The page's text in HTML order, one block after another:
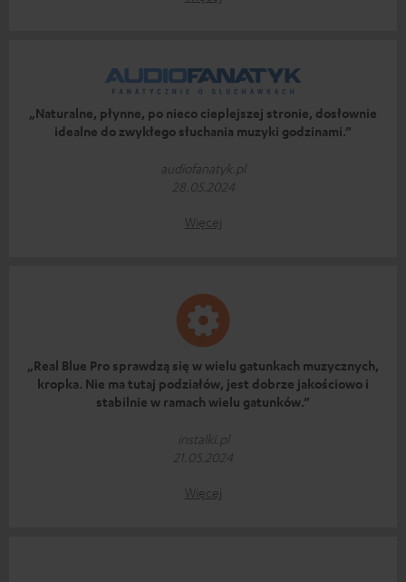
„Naturalne, płynne, po nieco cieplejszej stronie, dosłownie
idealne do zwykłego słuchania muzyki godzinami.”
audiofanatyk.pl
28.05.2024
Więcej
„Real Blue Pro sprawdzą się w wielu gatunkach muzycznych,
kropka. Nie ma tutaj podziałów, jest dobrze jakościowo i
stabilnie w ramach wielu gatunków.”
instalki.pl
21.05.2024
Więcej